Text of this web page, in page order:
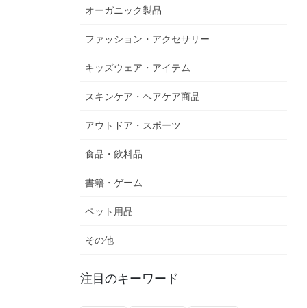
オーガニック製品
ファッション・アクセサリー
キッズウェア・アイテム
スキンケア・ヘアケア商品
アウトドア・スポーツ
食品・飲料品
書籍・ゲーム
ペット用品
その他
注目のキーワード